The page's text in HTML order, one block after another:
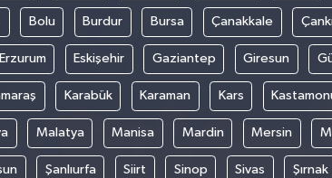
Bolu Burdur Bursa Çanakkale
Erzurum Eskişehir Gaziantep Giresun
Karabük Karaman Kars
Malatya Manisa Mardin Mersin
Şanlıurfa Siirt Sinop Sivas Şırnak